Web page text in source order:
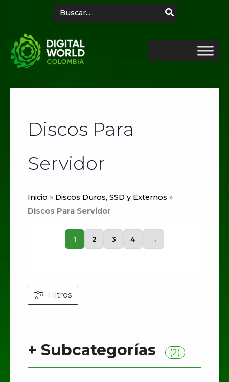
contenido
for:
Discos Para
Servidor
Inicio » Discos Duros, SSD y Externos »
Discos Para Servidor
1 2 3 4 →
Filtros
+ Subcategorías (2)